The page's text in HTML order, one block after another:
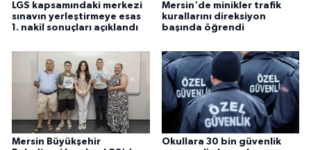
LGS kapsamındaki merkezi
sınavın yerleştirmeye esas
1. nakil sonuçları açıklandı
Mersin'de minikler trafik
kurallarını direksiyon
başında öğrendi
Mersin Büyükşehir
Okullara 30 bin güvenlik